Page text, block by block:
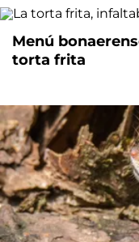
Menú
torta frita